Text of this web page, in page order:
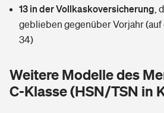
Tools
Hochwasser-Check: Wie gefährdet ist
Wer versichert was: Jetzt Versicherer
Pferdehalter-Haftpflicht
Handyversicherung
Private Cyberversicherung
Musikinstrumentenversicherung
Wer versichert was: Jetzt Versicherer
Sie haben Fragen?
Rentenrechner: Wie viel Geld
13 in der Vollkaskoversicherung
geblieben gegenüber Vorjahr (auf
34)
Weitere Modelle des
C-Klasse (HSN/TSN in